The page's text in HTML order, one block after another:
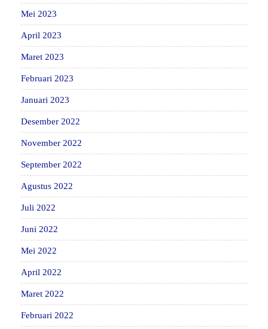
Mei 2023
April 2023
Maret 2023
Februari 2023
Januari 2023
Desember 2022
November 2022
September 2022
Agustus 2022
Juli 2022
Juni 2022
Mei 2022
April 2022
Maret 2022
Februari 2022